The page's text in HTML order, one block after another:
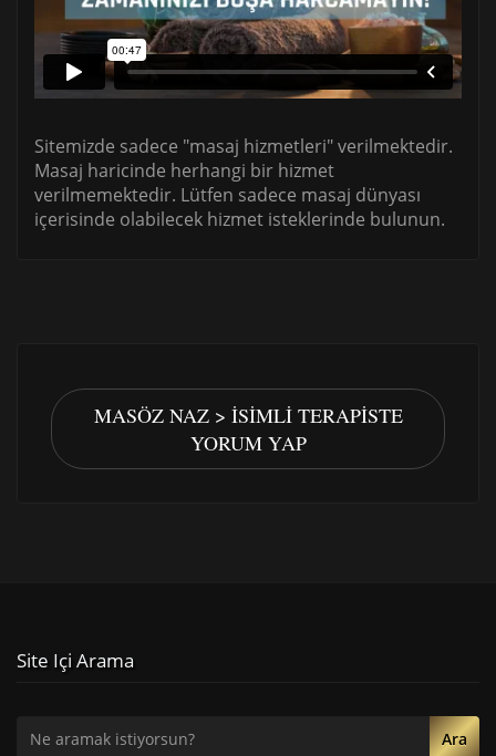
Sitemizde sadece "masaj hizmetleri" verilmektedir.
Masaj haricinde herhangi bir hizmet
verilmemektedir. Lütfen sadece masaj dünyası
içerisinde olabilecek hizmet isteklerinde bulunun.
MASÖZ NAZ > İSIMLI TERAPISTE
YORUM YAP
Site Içi Arama
Ara